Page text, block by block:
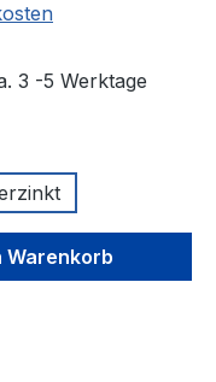
3 -5 Werktage
Warenkorb